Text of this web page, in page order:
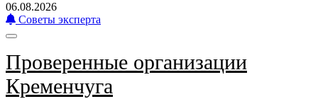
06.08.2026
Советы эксперта
Проверенные организации
Кременчуга